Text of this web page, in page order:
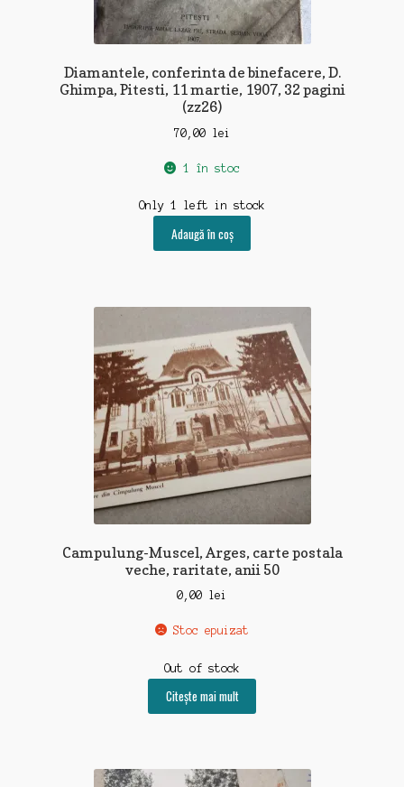
Diamantele, conferinta de binefacere, D.
Ghimpa, Pitesti, 11 martie, 1907, 32 pagini
(zz26)
70,00 lei
1 în stoc
Only 1 left in stock
Adaugă în coș
Campulung-Muscel, Arges, carte postala
veche, raritate, anii 50
0,00 lei
Stoc epuizat
Out of stock
Citește mai mult